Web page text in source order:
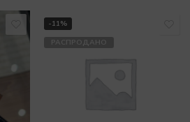
-11%
РАСПРОДАНО